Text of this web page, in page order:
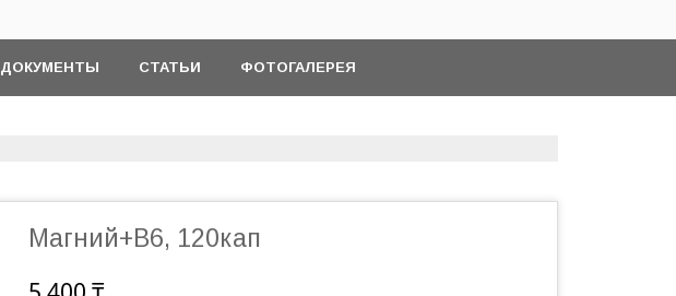
ДОКУМЕНТЫ СТАТЬИ ФОТОГАЛЕРЕЯ
Магний+В6, 120кап